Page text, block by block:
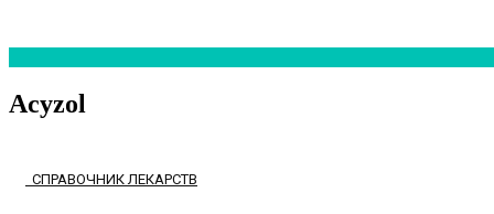
Acyzol
СПРАВОЧНИК ЛЕКАРСТВ